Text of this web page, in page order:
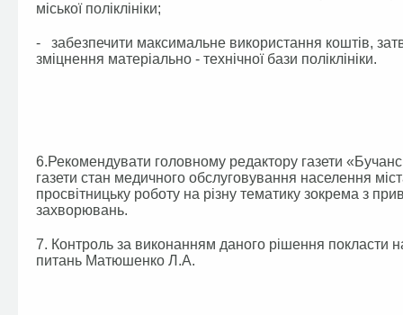
міської поліклініки;
- забезпечити максимальне використання коштів,
зміцнення матеріально - технічної бази поліклініки.
6.Рекомендувати головному редактору газети
газети стан медичного обслуговування населення
просвітницьку роботу на різну тематику зокрема з
захворювань.
7. Контроль за виконанням даного рішення покласти
питань Матюшенко Л.А.